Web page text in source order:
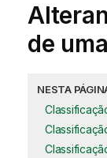
de
NESTA